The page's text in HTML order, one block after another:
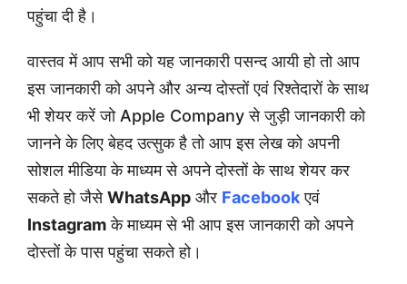
पहुंचा दी है।
वास्तव में आप सभी को यह जानकारी पसन्द आयी हो तो आप
इस जानकारी को अपने और अन्य दोस्तों एवं रिश्तेदारों के साथ
भी शेयर करें जो Apple Company से जुड़ी जानकारी को
जानने के लिए बेहद उत्सुक है तो आप इस लेख को अपनी
सोशल मीडिया के माध्यम से अपने दोस्तों के साथ शेयर कर
सकते हो जैसेWhatsApp और Facebook एवं
Instagramके माध्यम से भी आप इस जानकारी को अपने
दोस्तों के पास पहुंचा सकते हो।